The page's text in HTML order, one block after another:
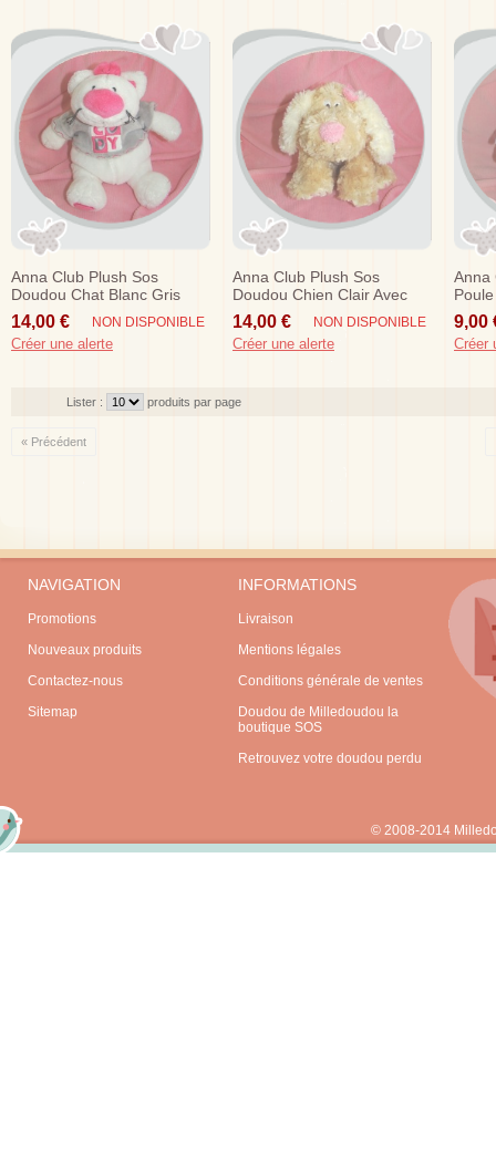
Anna Club Plush Sos
Doudou Chat Blanc Gris
Cody
14,00 € NON DISPONIBLE
Créer une alerte
Anna Club Plush Sos
Doudou Chien Clair Avec
Truffe Rose 20 Cm
14,00 € NON DISPONIBLE
Créer une alerte
Anna
Sos
9,00
Créer
Lister : produits par page
« Précédent
NAVIGATION
Promotions
Nouveaux produits
Contactez-nous
Sitemap
INFORMATIONS
Livraison
Mentions légales
Conditions générale de ventes
Doudou de Milledoudou la
boutique SOS
Retrouvez votre doudou perdu
© 2008-2014